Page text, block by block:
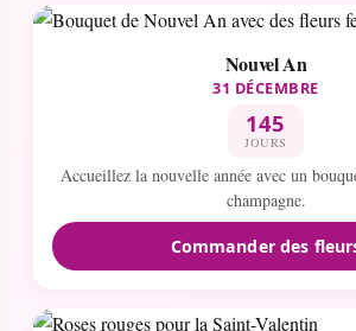
Nouvel An
31 DÉCEMBRE
145
JOURS
Accueillez la nouvelle année avec un
champagne.
Commander des